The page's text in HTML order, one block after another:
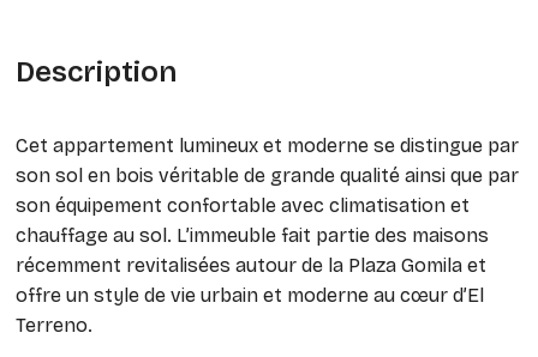
Description
Cet appartement lumineux et moderne se distingue par
son sol en bois véritable de grande qualité ainsi que par
son équipement confortable avec climatisation et
chauffage au sol. L’immeuble fait partie des maisons
récemment revitalisées autour de la Plaza Gomila et
offre un style de vie urbain et moderne au cœur d’El
Terreno.